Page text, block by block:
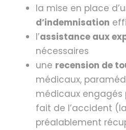
la mise en place
d’indemnisation
l’assistance aux
nécessaires
une recension de
médicaux,
médicaux
fait de l’accident
préalablement